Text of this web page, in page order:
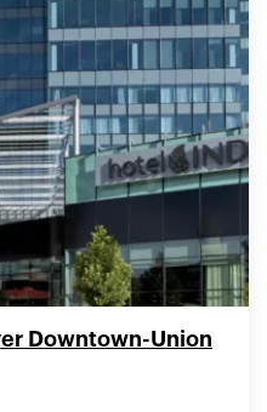
Downtown-Union